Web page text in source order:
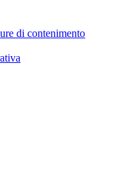
di contenimento